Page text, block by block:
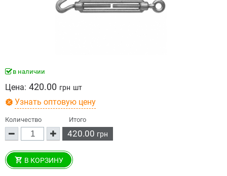
в наличии
Цена: 420.00 грн шт
Узнать оптовую цену
Количество Итого
420.00 грн
В КОРЗИНУ